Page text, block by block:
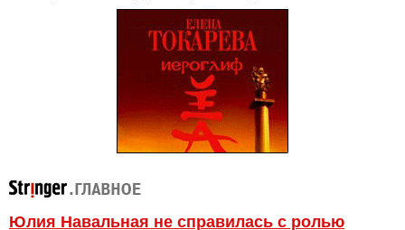
Юлия Навальная не справилась с ролью